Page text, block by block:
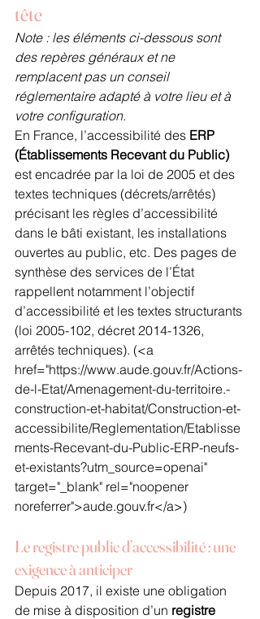
tête
Note : les éléments ci-dessous sont
des repères généraux et ne
remplacent pas un conseil
réglementaire adapté à votre lieu et à
votre configuration.
En France, l’accessibilité des ERP
(Établissements Recevant du Public)
est encadrée par la loi de 2005 et des
textes techniques (décrets/arrêtés)
précisant les règles d’accessibilité
dans le bâti existant, les installations
ouvertes au public, etc. Des pages de
synthèse des services de l’État
rappellent notamment l’objectif
d’accessibilité et les textes structurants
(loi 2005-102, décret 2014-1326,
arrêtés techniques). (<a
href="https://www.aude.gouv.fr/Actions-
de-l-Etat/Amenagement-du-territoire.-
construction-et-habitat/Construction-et-
accessibilite/Reglementation/Etablisse
ments-Recevant-du-Public-ERP-neufs-
et-existants?utm_source=openai"
target="_blank" rel="noopener
noreferrer">aude.gouv.fr</a>)
Le registre public d’accessibilité : une
exigence à anticiper
Depuis 2017, il existe une obligation
de mise à disposition d’un registre